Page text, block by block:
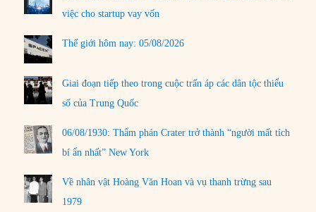
việc cho startup vay vốn
Thế giới hôm nay: 05/08/2026
Giai đoạn tiếp theo trong cuộc trấn áp các dân tộc thiểu
số của Trung Quốc
06/08/1930: Thẩm phán Crater trở thành “người mất tích
bí ẩn nhất” New York
Về nhân vật Hoàng Văn Hoan và vụ thanh trừng sau
1979